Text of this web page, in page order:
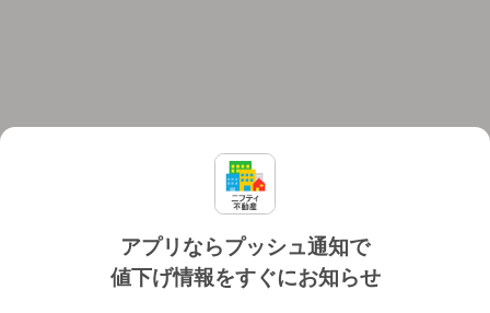
アプリならプッシュ通知で
値下げ情報をすぐにお知らせ
個人情報保護ポリシー 利用規約